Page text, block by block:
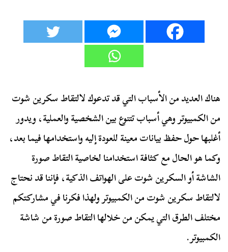
هناك العديد من الأسباب التي قد تدعوك لالتقاط سكرين شوت
من الكمبيوتر وهي أسباب تتنوع بين الشخصية والعملية، ويدور
أغلبها حول حفظ بيانات معينة للعودة إليه واستخدامها فيما بعد،
وكما هو الحال مع كثافة استخدامنا لخاصية التقاط صورة
الشاشة أو السكرين شوت على الهواتف الذكية، فإننا قد نحتاج
لالتقاط سكرين شوت من الكمبيوتر ولهذا فكرنا في مشاركتكم
مختلف الطرق التي يمكن من خلالها التقاط صورة من شاشة
الكمبيوتر.